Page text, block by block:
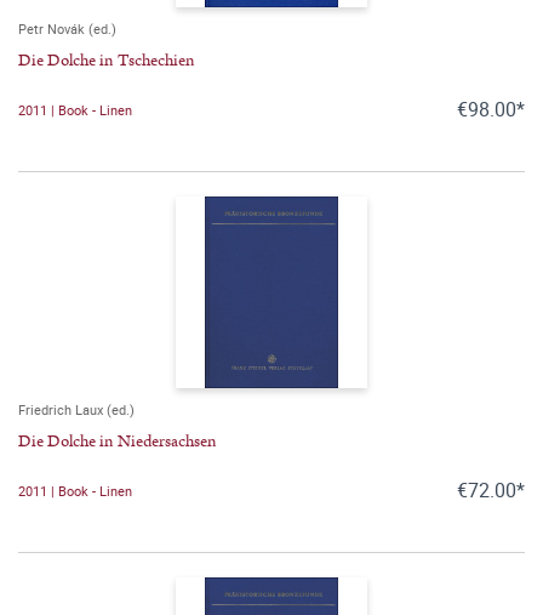
Petr Novák (ed.)
Die Dolche in Tschechien
2011 | Book - Linen €98.00*
Friedrich Laux (ed.)
Die Dolche in Niedersachsen
2011 | Book - Linen €72.00*